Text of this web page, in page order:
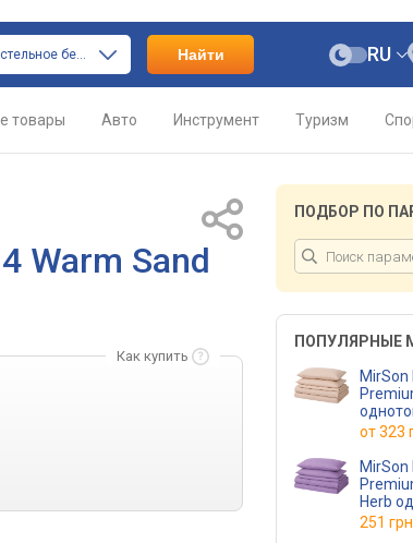
только постельное белье Найти RU
товары Авто Инструмент Туризм
Warm Sand
Как купить
ПОДБОР ПО
ПОПУЛЯРНЫЕ
MirSon
от323
MirSon
Herb
251 грн.